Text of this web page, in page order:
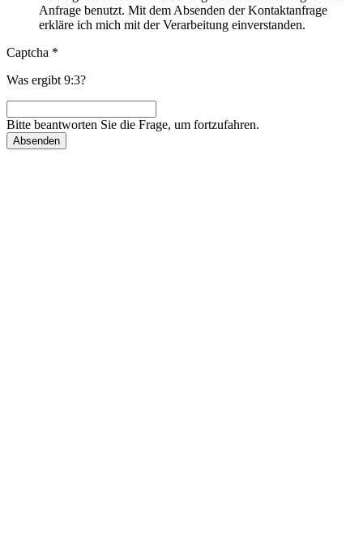
Anfrage benutzt. Mit dem Absenden der Kontaktanfrage
erkläre ich mich mit der Verarbeitung einverstanden.
Captcha *
Was ergibt 9:3?
Bitte beantworten Sie die Frage, um fortzufahren.
Absenden